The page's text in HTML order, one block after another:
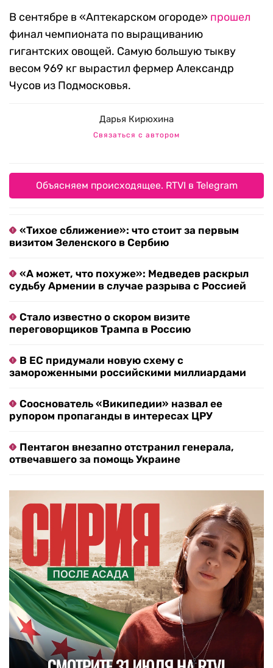
В сентябре в «Аптекарском огороде» прошел
финал чемпионата по выращиванию
гигантских овощей. Самую большую тыкву
весом 969 кг вырастил фермер Александр
Чусов из Подмосковья.
Дарья Кирюхина
Связаться с автором
Объясняем происходящее. RTVI в Telegram
«Тихое сближение»: что стоит за первым
визитом Зеленского в Сербию
«А может, что похуже»: Медведев раскрыл
судьбу Армении в случае разрыва с Россией
Стало известно о скором визите
переговорщиков Трампа в Россию
В ЕС придумали новую схему с
замороженными российскими миллиардами
Сооснователь «Википедии» назвал ее
рупором пропаганды в интересах ЦРУ
Пентагон внезапно отстранил генерала,
отвечавшего за помощь Украине